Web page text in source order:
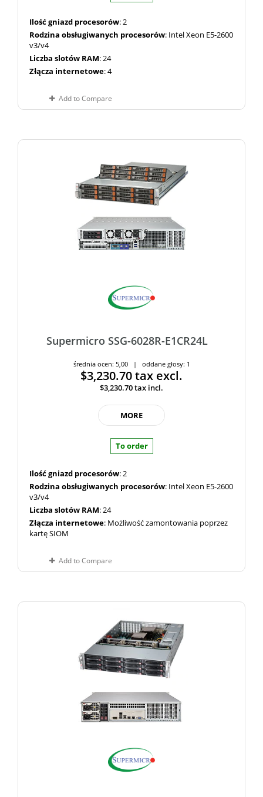
Ilość gniazd procesorów: 2
Rodzina obsługiwanych procesorów: Intel Xeon E5-2600
v3/v4
Liczba slotów RAM: 24
Złącza internetowe: 4
Add to Compare
Supermicro SSG-6028R-E1CR24L
średnia ocen: 5,00 | oddane głosy: 1
$3,230.70tax excl.
$3,230.70tax incl.
MORE
To order
Ilość gniazd procesorów: 2
Rodzina obsługiwanych procesorów: Intel Xeon E5-2600
v3/v4
Liczba slotów RAM: 24
Złącza internetowe: Możliwość zamontowania poprzez
kartę SIOM
Add to Compare